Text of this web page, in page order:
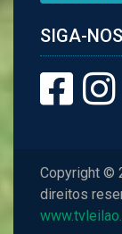
SIGA-NOS
Copyright ©
direitos